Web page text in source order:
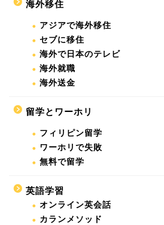
海外移住
アジアで海外移住
セブに移住
海外で日本のテレビ
海外就職
海外送金
留学とワーホリ
フィリピン留学
ワーホリで失敗
無料で留学
英語学習
オンライン英会話
カランメソッド